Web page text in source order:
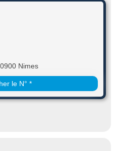
Nimes
le N° *